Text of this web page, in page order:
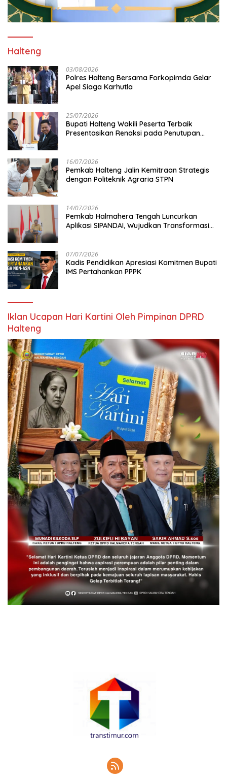
Halteng
03/08/2026
Polres Halteng Bersama Forkopimda Gelar
Apel Siaga Karhutla
25/07/2026
Bupati Halteng Wakili Peserta Terbaik
Presentasikan Renaksi pada Penutupan
16/07/2026
Pemkab Halteng Jalin Kemitraan Strategis
dengan Politeknik Agraria STPN
14/07/2026
Pemkab Halmahera Tengah Luncurkan
Aplikasi SIPANDAI, Wujudkan Transformasi
07/07/2026
Kadis Pendidikan Apresiasi Komitmen Bupati
IMS Pertahankan PPPK
Iklan Ucapan Hari Kartini Oleh Pimpinan DPRD
Halteng